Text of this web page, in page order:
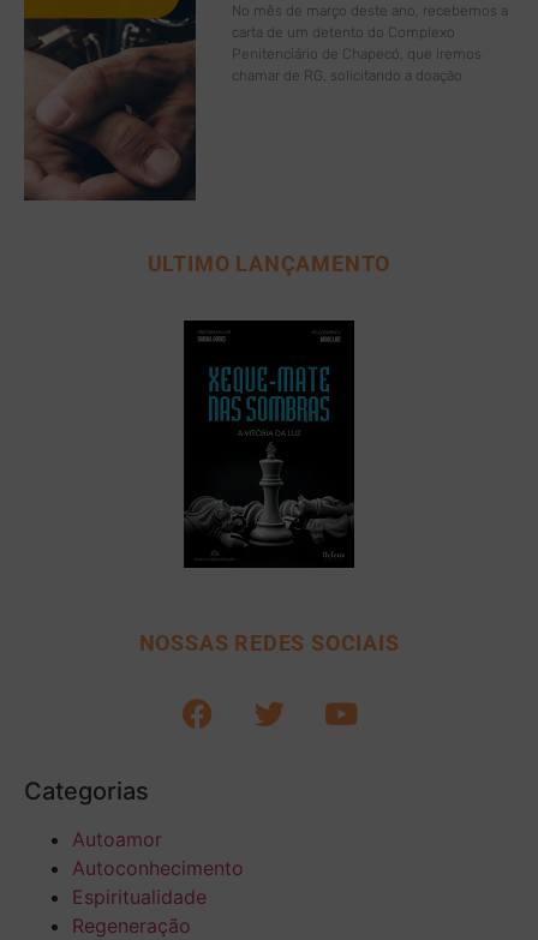
No mês de março deste ano, recebemos a
carta de um detento do Complexo
Penitenciário de Chapecó, que iremos
chamar de RG, solicitando a doação
ULTIMO LANÇAMENTO
NOSSAS REDES SOCIAIS
Categorias
Autoamor
Autoconhecimento
Espiritualidade
Regeneração